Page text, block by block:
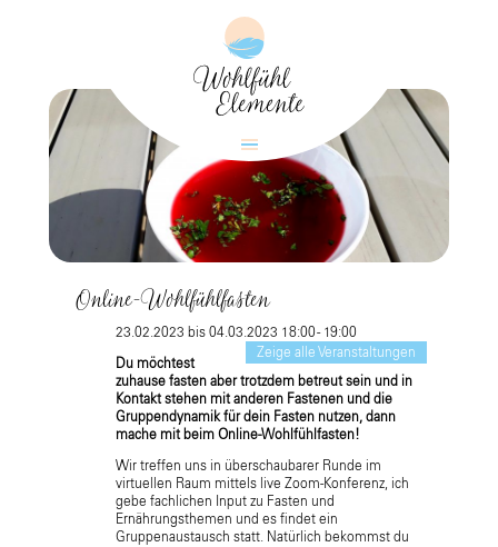
Online-Wohlfühlfasten
23.02.2023 bis 04.03.2023 18:00 - 19:00
Zeige alle Veranstaltungen
Du möchtest
zuhause fasten aber trotzdem betreut sein und in
Kontakt stehen mit anderen Fastenen und die
Gruppendynamik für dein Fasten nutzen, dann
mache mit beim Online-Wohlfühlfasten!
Wir treffen uns in überschaubarer Runde im
virtuellen Raum mittels live Zoom-Konferenz, ich
gebe fachlichen Input zu Fasten und
Ernährungsthemen und es findet ein
Gruppenaustausch statt. Natürlich bekommst du